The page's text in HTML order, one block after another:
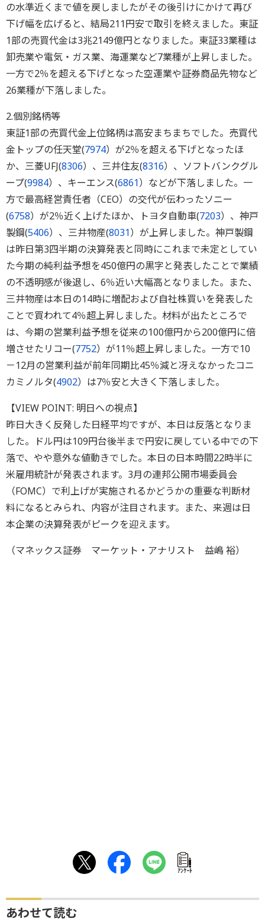
の水準近くまで値を戻しましたがその後引けにかけて再び
下げ幅を広げると、結局211円安で取引を終えました。東証
1部の売買代金は3兆2149億円となりました。東証33業種は
卸売業や電気・ガス業、海運業など7業種が上昇しました。
一方で2％を超える下げとなった空運業や証券商品先物など
26業種が下落しました。
2.個別銘柄等
東証1部の売買代金上位銘柄は高安まちまちでした。売買代
金トップの任天堂(7974）が2％を超える下げとなったほ
か、三菱UFJ(8306）、三井住友(8316）、ソフトバンクグル
ープ(9984）、キーエンス(6861）などが下落しました。一
方で最高経営責任者（CEO）の交代が伝わったソニー
(6758）が2％近く上げたほか、トヨタ自動車(7203）、神戸
製鋼(5406）、三井物産(8031）が上昇しました。神戸製鋼
は昨日第3四半期の決算発表と同時にこれまで未定としてい
た今期の純利益予想を450億円の黒字と発表したことで業績
の不透明感が後退し、6％近い大幅高となりました。また、
三井物産は本日の14時に増配および自社株買いを発表した
ことで買われて4％超上昇しました。材料が出たところで
は、今期の営業利益予想を従来の100億円から200億円に倍
増させたリコー(7752）が11％超上昇しました。一方で10
－12月の営業利益が前年同期比45％減と冴えなかったコニ
カミノルタ(4902）は7％安と大きく下落しました。
【VIEW POINT: 明日への視点】
昨日大きく反発した日経平均ですが、本日は反落となりま
した。ドル円は109円台後半まで円安に戻している中での下
落で、やや意外な値動きでした。本日の日本時間22時半に
米雇用統計が発表されます。3月の連邦公開市場委員会
（FOMC）で利上げが実施されるかどうかの重要な判断材
料になるとみられ、内容が注目されます。また、来週は日
本企業の決算発表がピークを迎えます。
（マネックス証券 マーケット・アナリスト 益嶋 裕）
ｱﾝｹｰﾄ
あわせて読む